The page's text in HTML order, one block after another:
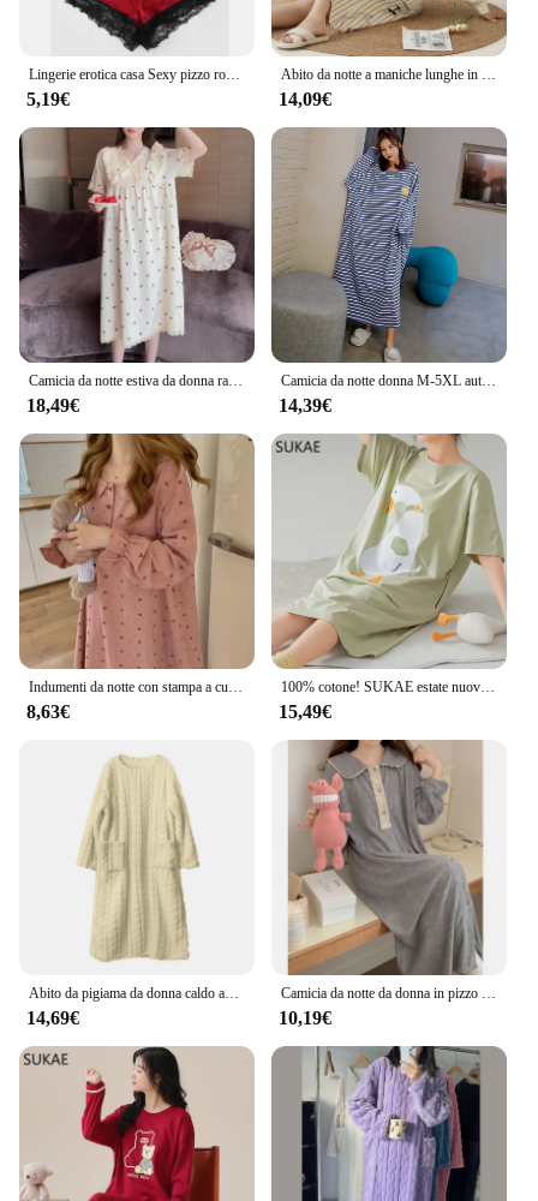
Lingerie erotica casa Sexy pizzo rosso capestro di grandi dimensioni 3xl studente tutina facile da pulire signore tinta unita capestro camicia da notte nascita
5,19€
Abito da notte a maniche lunghe in puro cotone per donna autunno stagione camicia da notte al ginocchio indumenti da notte comodi e caldi
14,09€
Camicia da notte estiva da donna ragazze plus size Large size M- 6XL Sleepwear camicia da notte manica corta camicia da notte gonna da notte
18,49€
Camicia da notte donna M-5XL autunno manica lunga alla caviglia a righe Preppy elegante adolescenti Kawaii tempo libero indumenti da notte casa accogliente moda
14,39€
Indumenti da notte con stampa a cuore Camicia da notte con volant da donna Abito da notte coreano Bottoni Pigiama intero Autunno Manica lunga Abbigliamento per la casa Novità
8,63€
100% cotone! SUKAE estate nuove donne bella camicia da notte moda camicie da notte vestito per il tempo libero camicia da notte Casual maniche corte camicia da notte
15,49€
14,69€ 10,19€